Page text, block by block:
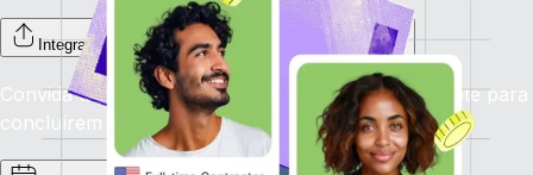
Integração dos teus trabalhadores independentes
Convida trabalhadores independentes para a Remote para
concluírem o processo de integração.